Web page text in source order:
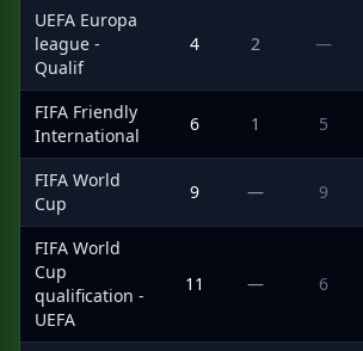
UEFA Europa
league -
Qualif
4 2 —
FIFA Friendly
International
6 1 5
FIFA World
Cup
9 — 9
FIFA World
Cup
qualification -
UEFA
11 — 6